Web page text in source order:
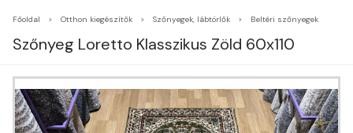
Főoldal Otthon kiegészítők Szőnyegek, lábtörlők Beltéri szőnyegek
Szőnyeg Loretto Klasszikus Zöld 60x110